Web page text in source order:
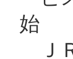
始
Ｊ